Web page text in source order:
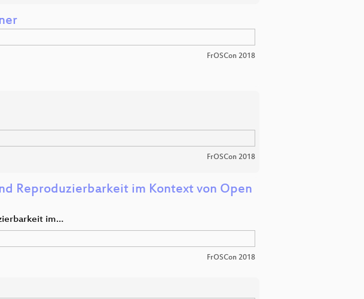
FrOSCon 2018
FrOSCon 2018
Reproduzierbarkeit im Kontext von Open
im…
FrOSCon 2018